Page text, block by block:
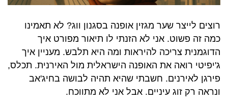
רוצים לייצר שער מגזין אופנה בסגנון ווג? לא תאמינו
כמה זה פשוט. אני לא הזנתי לו תיאור מפורט איך
הדוגמנית צריכה להיראות ומה היא תלבש. מעניין איך
ג'יפיטי רואה את האופנה הישראלית מול האירנית. תכלס,
פירגן לאירנים. חשבתי שהיא תהיה לבושה בחיג'אב
ונראה רק זוג עיניים. אבל אני לא מתווכח.